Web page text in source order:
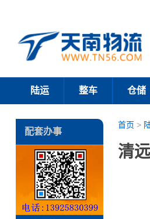
陆运 整车 仓储
首页 >
清
配套办事